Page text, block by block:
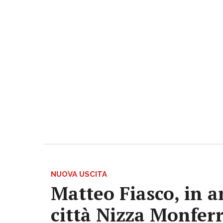
NUOVA USCITA
Matteo Fiasco, in
città Nizza